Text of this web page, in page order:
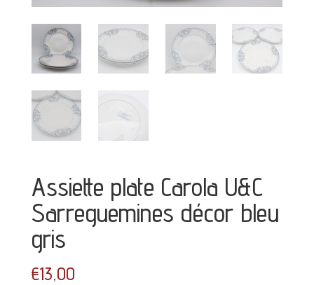
Assiette plate Carola U&C
Sarreguemines décor bleu
gris
€13,00